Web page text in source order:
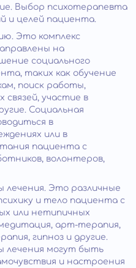
Выбор психотерапевта
и целей пациента.
Это комплекс
на
социального
таких как обучение
поиск работы,
связей, участие в
Социальная
в
или в
пациента с
волонтеров,
Это различные
и тело пациента с
или нетипичных
арт-терапия,
гипноз и другие.
могут быть
и настроения